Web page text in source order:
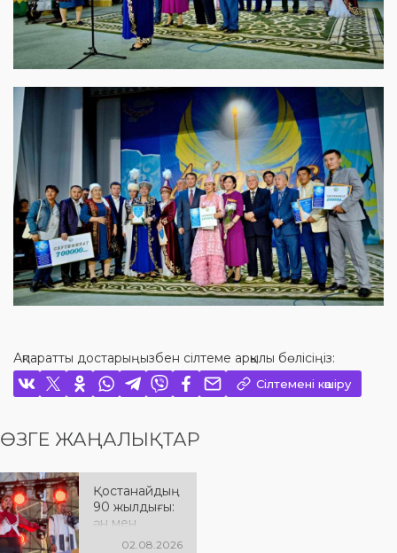
Ақпаратты достарыңызбен сілтеме арқылы бөлісіңіз:
Сілтемені көшіру
ӨЗГЕ ЖАҢАЛЫҚТАР
Қостанайдың
90 жылдығы:
ән мен
әсерге толы
02.08.2026